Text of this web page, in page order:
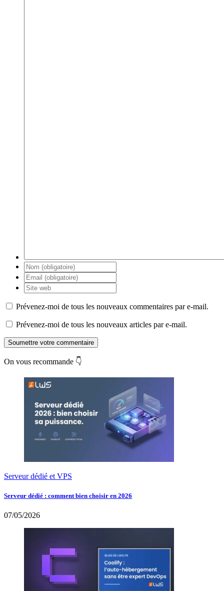
Prévenez-moi de tous les nouveaux commentaires par e-mail.
Prévenez-moi de tous les nouveaux articles par e-mail.
Soumettre votre commentaire
On vous recommande 👇
Serveur dédié et VPS
Serveur dédié : comment bien choisir en 2026
07/05/2026